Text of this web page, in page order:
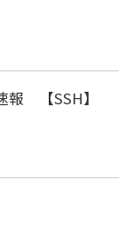
報 【SSH】